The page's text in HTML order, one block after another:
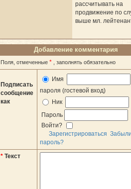
рассчитывать на
продвижение по
выше мл.
Добавление комментария
Поля, отмеченные * , заполнять обязательно
Подписать
сообщение
как
Имя
пароля (гостевой вход)
Ник
Пароль
Войти?
Зарегистрироваться
пароль?
* Текст